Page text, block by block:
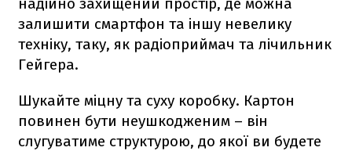
залишити смартфон та іншу невелику
техніку, таку, як радіоприймач та лічильник
Гейгера.
Шукайте міцну та суху коробку. Картон
повинен бути неушкодженим – він
слугуватиме структурою, до якої ви будете